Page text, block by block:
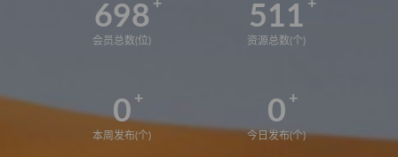
698
会员总数(位)
511
资源总数(个)
0
本周发布(个)
0
今日发布(个)